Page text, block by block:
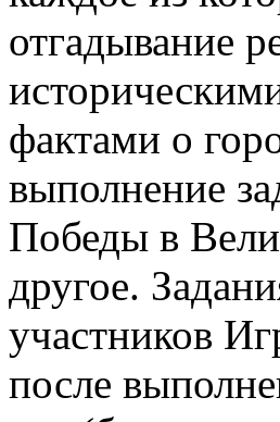
отгадывание
фактами о
выполнение
Победы в
другое.
участников
после